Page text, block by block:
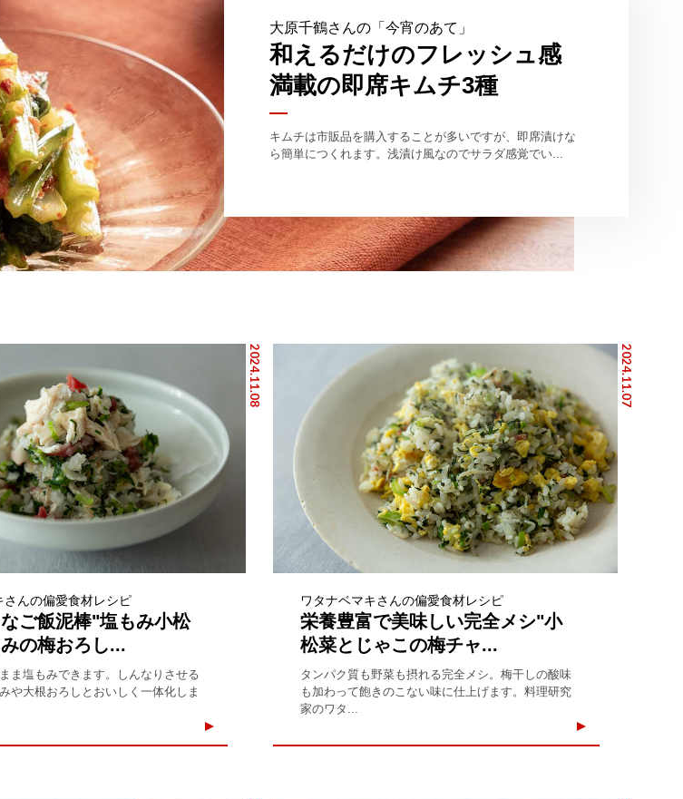
大原千鶴さんの「今宵のあて」
和えるだけのフレッシュ感
満載の即席キムチ3種
キムチは市販品を購入することが多いですが、即席漬けな
ら簡単につくれます。浅漬け風なのでサラダ感覚でい...
2024.11.08
さんの偏愛食材レシピ
ご飯泥棒"塩もみ小松
の梅おろし...
ま塩もみできます。しんなりさせる
や大根おろしとおいしく一体化しま
2024.11.07
ワタナベマキさんの偏愛食材レシピ
栄養豊富で美味しい完全メシ"小
松菜とじゃこの梅チャ...
タンパク質も野菜も摂れる完全メシ。梅干しの酸味
も加わって飽きのこない味に仕上げます。料理研究
家のワタ...